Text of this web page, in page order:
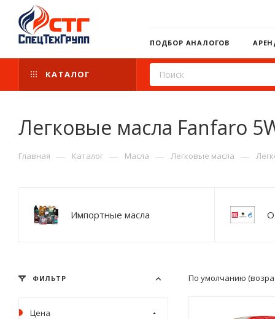
ПОДБОР АНАЛОГОВ
КАТАЛОГ
Легковые масла Fanfaro
Главная — Каталог — Масла — Легковые масла —
Импортные масла
По умолчанию
ФИЛЬТР
Цена